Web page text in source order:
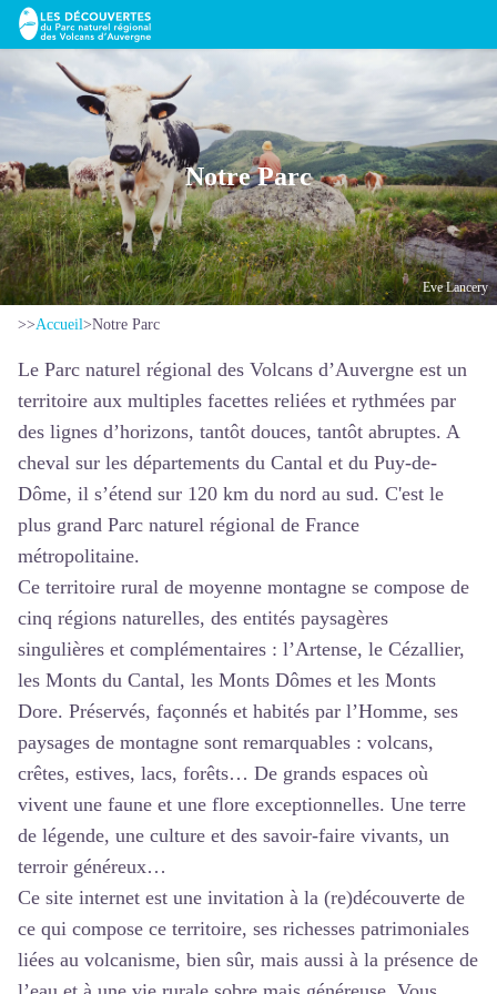
Eve Lancery
Notre Parc
>>Accueil>Notre Parc
Le Parc naturel régional des Volcans d’Auvergne est un
territoire aux multiples facettes reliées et rythmées par
des lignes d’horizons, tantôt douces, tantôt abruptes. A
cheval sur les départements du Cantal et du Puy-de-
Dôme, il s’étend sur 120 km du nord au sud. C'est le
plus grand Parc naturel régional de France
métropolitaine.
Ce territoire rural de moyenne montagne se compose de
cinq régions naturelles, des entités paysagères
singulières et complémentaires : l’Artense, le Cézallier,
les Monts du Cantal, les Monts Dômes et les Monts
Dore. Préservés, façonnés et habités par l’Homme, ses
paysages de montagne sont remarquables : volcans,
crêtes, estives, lacs, forêts… De grands espaces où
vivent une faune et une flore exceptionnelles. Une terre
de légende, une culture et des savoir-faire vivants, un
terroir généreux…
Ce site internet est une invitation à la (re)découverte de
ce qui compose ce territoire, ses richesses patrimoniales
liées au volcanisme, bien sûr, mais aussi à la présence de